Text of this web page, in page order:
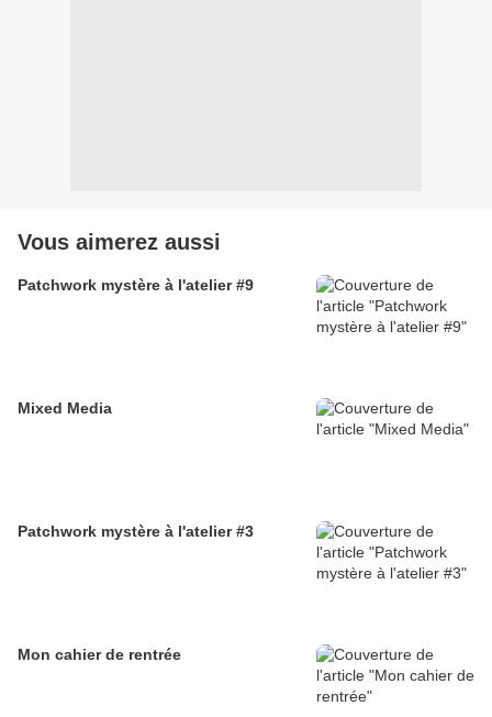
Vous aimerez aussi
Patchwork mystère à l'atelier #9
Mixed Media
Patchwork mystère à l'atelier #3
Mon cahier de rentrée